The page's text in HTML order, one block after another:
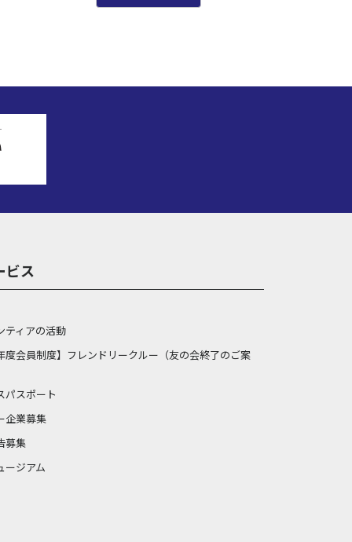
ビス
ティアの活動
度会員制度】フレンドリークルー（友の会終了のご案
パスポート
企業募集
募集
ージアム